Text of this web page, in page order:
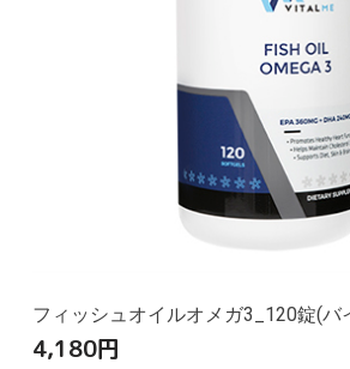
フィッシュオイルオメガ3_120錠(バ
4,180円